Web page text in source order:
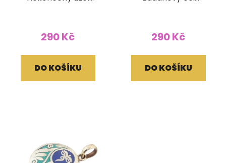
290 Kč
DO KOŠÍKU
290 Kč
DO KOŠÍKU